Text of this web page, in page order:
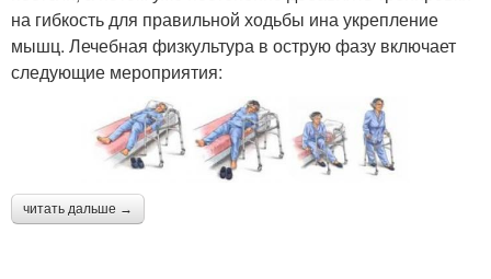
на гибкость для правильной ходьбы ина укрепление
мышц. Лечебная физкультура в острую фазу включает
следующие мероприятия:
читать дальше →